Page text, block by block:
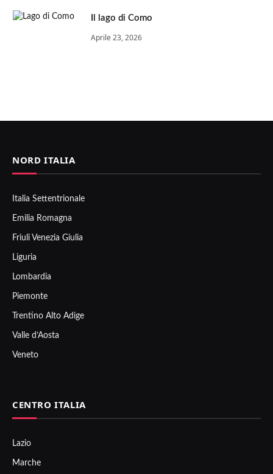
Il lago di Como
Aprile 23, 2026
NORD ITALIA
Italia Settentrionale
Emilia Romagna
Friuli Venezia Giulia
Liguria
Lombardia
Piemonte
Trentino Alto Adige
Valle d’Aosta
Veneto
CENTRO ITALIA
Lazio
Marche